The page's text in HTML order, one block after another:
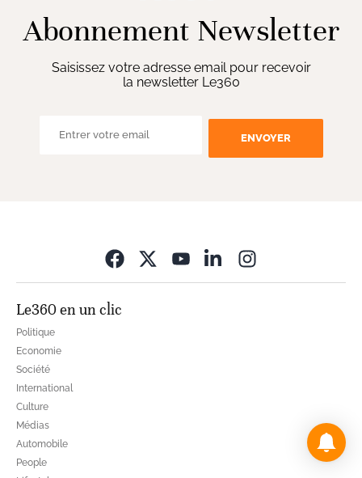
Abonnement Newsletter
Saisissez votre adresse email pour recevoir
la newsletter Le360
ENVOYER
Le360 en un clic
Politique
Economie
Société
International
Culture
Médias
Automobile
People